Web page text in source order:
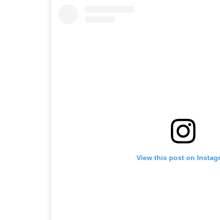
View this post on